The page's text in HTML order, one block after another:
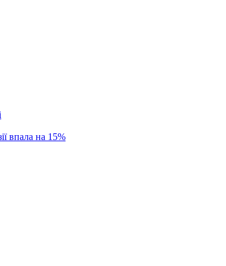
впала на 15%